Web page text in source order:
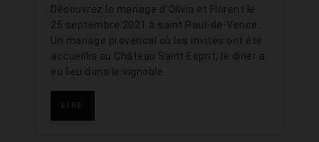
Découvrez le mariage d'Olivia et Florent le
25 septembre 2021 à saint Paul-de-Vence.
Un mariage provencal où les invités ont été
accueillis au Château Saint Esprit, le dîner a
eu lieu dans le vignoble.
LIRE